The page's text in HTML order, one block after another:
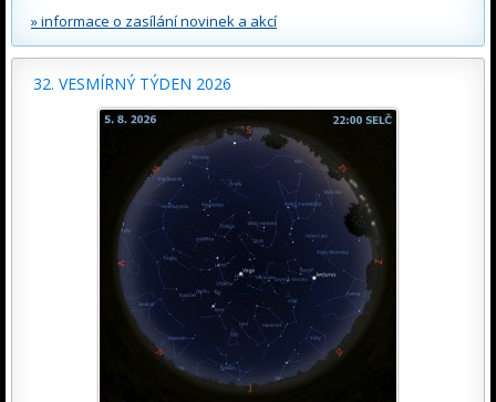
» informace o zasílání novinek a akcí
32. VESMÍRNÝ TÝDEN 2026